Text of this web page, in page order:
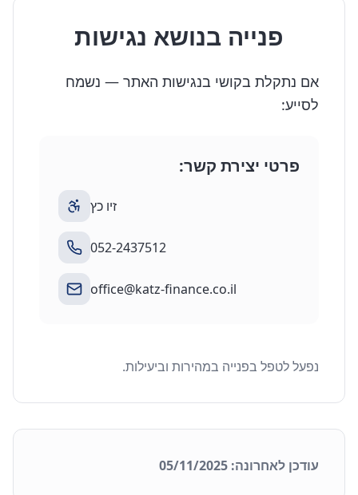
פנייה בנושא נגישות
אם נתקלת בקושי בנגישות האתר — נשמח
לסייע:
פרטי יצירת קשר:
זיו כץ
052-2437512
office@katz-finance.co.il
נפעל לטפל בפנייה במהירות וביעילות.
עודכן לאחרונה: 05/11/2025